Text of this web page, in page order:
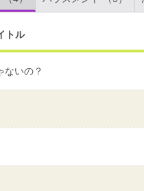
トル
ないの？